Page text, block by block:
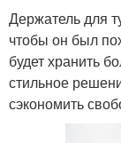
Держатель для
чтобы он был
будет хранить
стильное
сэкономить